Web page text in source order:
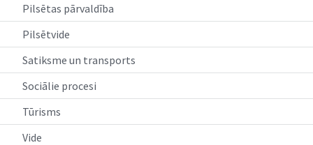
Pilsētas pārvaldība
Pilsētvide
Satiksme un transports
Sociālie procesi
Tūrisms
Vide